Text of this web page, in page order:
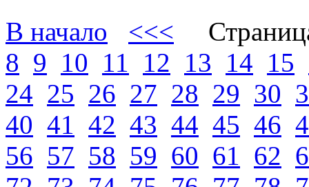
В начало <<<
8 9 10 11 12 13 14 15
24 25 26 27 28 29 30
40 41 42 43 44 45 46
56 57 58 59 60 61 62